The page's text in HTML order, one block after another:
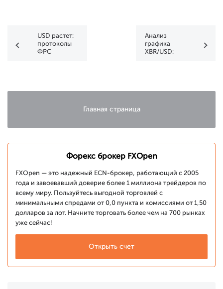
USD растет:
протоколы
ФРС
отчеты по
Анализ
графика
XBR/USD:
месяца
Главная страница
Форекс брокер FXOpen
FXOpen — это надежный ECN-брокер, работающий с 2005
года и завоевавший доверие более 1 миллиона трейдеров по
всему миру. Пользуйтесь выгодной торговлей с
минимальными спредами от 0,0 пункта и комиссиями от 1,50
долларов за лот. Начните торговать более чем на 700 рынках
уже сейчас!
Открыть счет